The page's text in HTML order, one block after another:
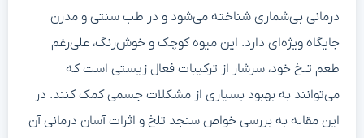
درمانی بی‌شماری شناخته می‌شود و در طب سنتی و مدرن
جایگاه ویژه‌ای دارد. این میوه کوچک و خوش‌رنگ، علی‌رغم
طعم تلخ خود، سرشار از ترکیبات فعال زیستی است که
می‌توانند به بهبود بسیاری از مشکلات جسمی کمک کنند. در
این مقاله به بررسی خواص سنجد تلخ و اثرات آسان درمانی آن